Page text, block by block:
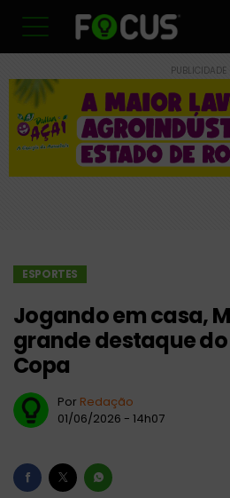
PUBLICIDADE
ESPORTES
Jogando em casa,
grande destaque do
Copa
Por Redação
01/06/2026 - 14h07